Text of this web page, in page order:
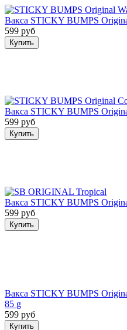
Вакса STICKY BUMPS
599 руб
Купить
Вакса STICKY BUMPS
599 руб
Купить
Вакса STICKY BUMPS
599 руб
Купить
Вакса STICKY BUMPS
85 g
599 руб
Купить